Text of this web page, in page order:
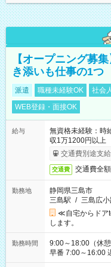
【オープニング募
き添いも仕事の1つ
派遣 職種未経験OK 社会
WEB登録・面接OK
給与
無資格未経験：
収1万1200円以上
交通費別途支
交通費 交通費全
勤務地
静岡県三島市
三島駅 / 三島広小
≪自宅からドア
します。
勤務時間
9:00～18:00（休憩60分） ■ご希望があれば
早番 7:00～16:00 遅
と休みを合わせた